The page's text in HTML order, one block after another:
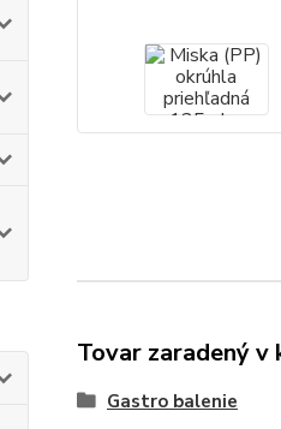
Tovar zaradený v
Gastro balenie